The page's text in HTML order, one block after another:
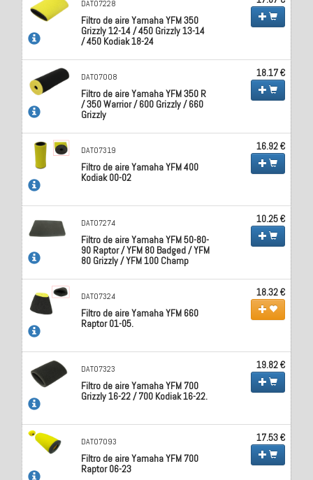
DAT07228
Filtro de aire Yamaha YFM 350
Grizzly 12-14 / 450 Grizzly 13-14
/ 450 Kodiak 18-24
DAT07008
Filtro de aire Yamaha YFM 350 R
/ 350 Warrior / 600 Grizzly / 660
Grizzly
18.17 €
DAT07319
Filtro de aire Yamaha YFM 400
Kodiak 00-02
16.92 €
DAT07274
Filtro de aire Yamaha YFM 50-80-
90 Raptor / YFM 80 Badged / YFM
80 Grizzly / YFM 100 Champ
10.25 €
DAT07324
Filtro de aire Yamaha YFM 660
Raptor 01-05.
18.32 €
DAT07323
Filtro de aire Yamaha YFM 700
Grizzly 16-22 / 700 Kodiak 16-22.
19.82 €
DAT07093
Filtro de aire Yamaha YFM 700
Raptor 06-23
17.53 €